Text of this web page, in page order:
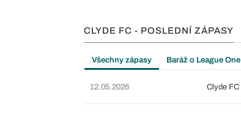
CLYDE FC - POSLEDNÍ ZÁPASY
Všechny zápasy Baráž o League One
12.05.2026 Clyde FC